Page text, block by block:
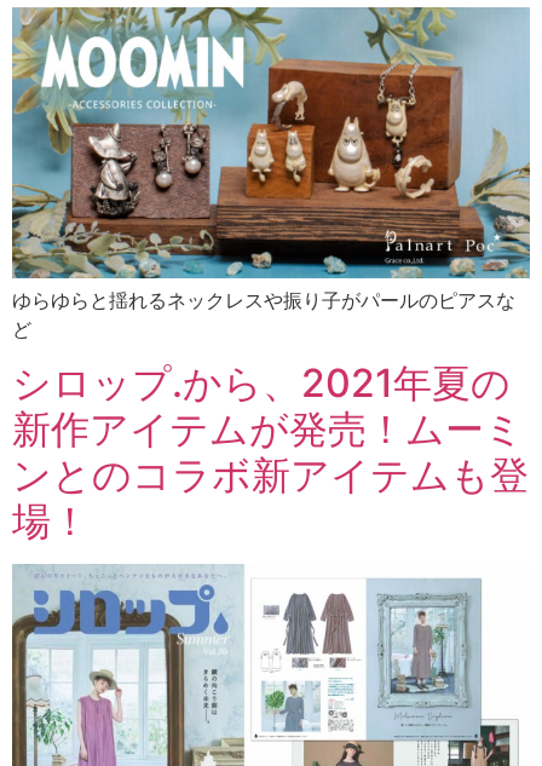
ゆらゆらと揺れるネックレスや振り子がパールのピアスな
ど
シロップ.から、2021年夏の
新作アイテムが発売！ムーミ
ンとのコラボ新アイテムも登
場！